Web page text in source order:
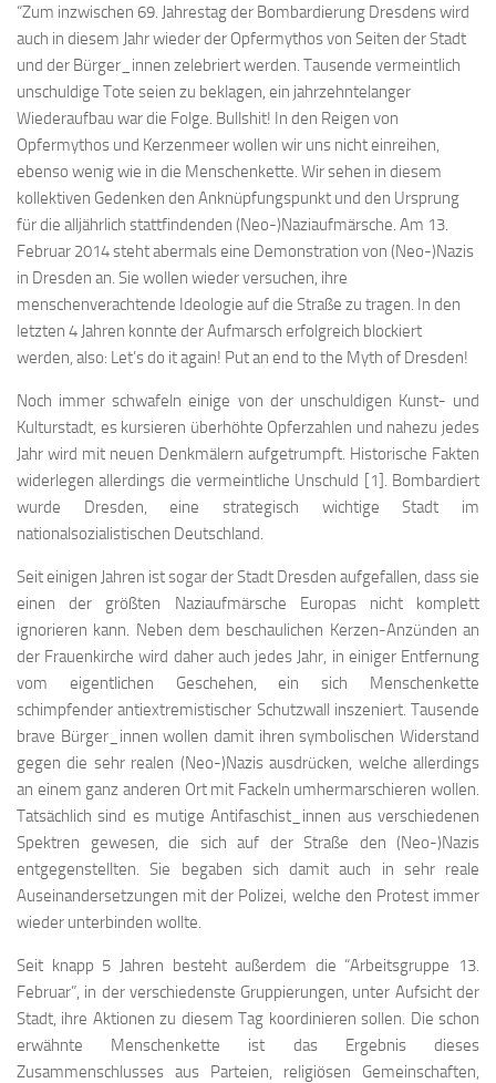
“Zum inzwischen 69. Jahrestag der Bombardierung Dresdens wird
auch in diesem Jahr wieder der Opfermythos von Seiten der Stadt
und der Bürger_innen zelebriert werden. Tausende vermeintlich
unschuldige Tote seien zu beklagen, ein jahrzehntelanger
Wiederaufbau war die Folge. Bullshit! In den Reigen von
Opfermythos und Kerzenmeer wollen wir uns nicht einreihen,
ebenso wenig wie in die Menschenkette. Wir sehen in diesem
kollektiven Gedenken den Anknüpfungspunkt und den Ursprung
für die alljährlich stattfindenden (Neo-)Naziaufmärsche. Am 13.
Februar 2014 steht abermals eine Demonstration von (Neo-)Nazis
in Dresden an. Sie wollen wieder versuchen, ihre
menschenverachtende Ideologie auf die Straße zu tragen. In den
letzten 4 Jahren konnte der Aufmarsch erfolgreich blockiert
werden, also: Let’s do it again! Put an end to the Myth of Dresden!
Noch immer schwafeln einige von der unschuldigen Kunst- und
Kulturstadt, es kursieren überhöhte Opferzahlen und nahezu jedes
Jahr wird mit neuen Denkmälern aufgetrumpft. Historische Fakten
widerlegen allerdings die vermeintliche Unschuld [1]. Bombardiert
wurde Dresden, eine strategisch wichtige Stadt im
nationalsozialistischen Deutschland.
Seit einigen Jahren ist sogar der Stadt Dresden aufgefallen, dass sie
einen der größten Naziaufmärsche Europas nicht komplett
ignorieren kann. Neben dem beschaulichen Kerzen-Anzünden an
der Frauenkirche wird daher auch jedes Jahr, in einiger Entfernung
vom eigentlichen Geschehen, ein sich Menschenkette
schimpfender antiextremistischer Schutzwall inszeniert. Tausende
brave Bürger_innen wollen damit ihren symbolischen Widerstand
gegen die sehr realen (Neo-)Nazis ausdrücken, welche allerdings
an einem ganz anderen Ort mit Fackeln umhermarschieren wollen.
Tatsächlich sind es mutige Antifaschist_innen aus verschiedenen
Spektren gewesen, die sich auf der Straße den (Neo-)Nazis
entgegenstellten. Sie begaben sich damit auch in sehr reale
Auseinandersetzungen mit der Polizei, welche den Protest immer
wieder unterbinden wollte.
Seit knapp 5 Jahren besteht außerdem die “Arbeitsgruppe 13.
Februar”, in der verschiedenste Gruppierungen, unter Aufsicht der
Stadt, ihre Aktionen zu diesem Tag koordinieren sollen. Die schon
erwähnte Menschenkette ist das Ergebnis dieses
Zusammenschlusses aus Parteien, religiösen Gemeinschaften,